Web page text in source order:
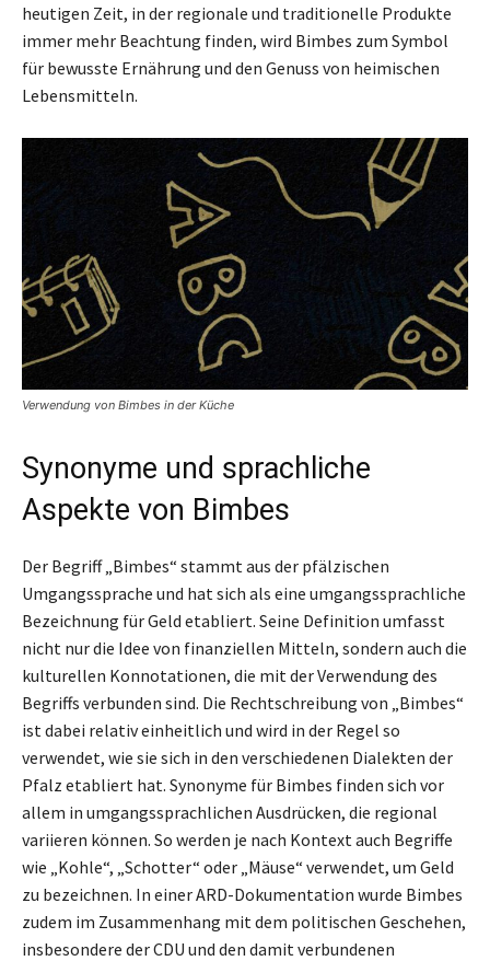
heutigen Zeit, in der regionale und traditionelle Produkte
immer mehr Beachtung finden, wird Bimbes zum Symbol
für bewusste Ernährung und den Genuss von heimischen
Lebensmitteln.
Verwendung von Bimbes in der Küche
Synonyme und sprachliche
Aspekte von Bimbes
Der Begriff „Bimbes“ stammt aus der pfälzischen
Umgangssprache und hat sich als eine umgangssprachliche
Bezeichnung für Geld etabliert. Seine Definition umfasst
nicht nur die Idee von finanziellen Mitteln, sondern auch die
kulturellen Konnotationen, die mit der Verwendung des
Begriffs verbunden sind. Die Rechtschreibung von „Bimbes“
ist dabei relativ einheitlich und wird in der Regel so
verwendet, wie sie sich in den verschiedenen Dialekten der
Pfalz etabliert hat. Synonyme für Bimbes finden sich vor
allem in umgangssprachlichen Ausdrücken, die regional
variieren können. So werden je nach Kontext auch Begriffe
wie „Kohle“, „Schotter“ oder „Mäuse“ verwendet, um Geld
zu bezeichnen. In einer ARD-Dokumentation wurde Bimbes
zudem im Zusammenhang mit dem politischen Geschehen,
insbesondere der CDU und den damit verbundenen